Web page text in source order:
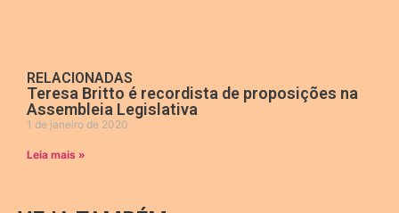
RELACIONADAS
Teresa Britto é recordista de proposições na
Assembleia Legislativa
1 de janeiro de 2020
Leia mais »